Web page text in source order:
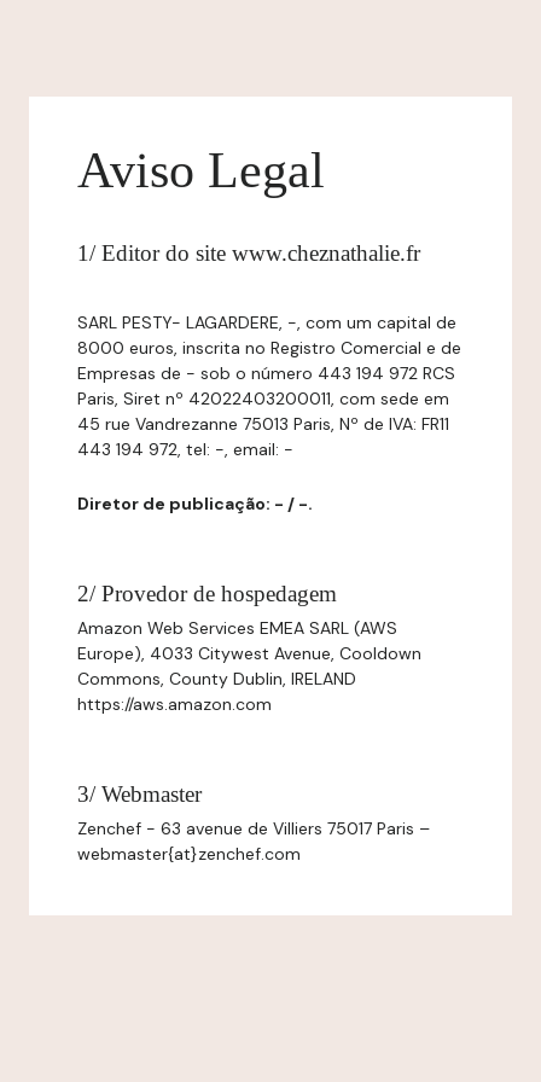
Aviso Legal
1/ Editor do site www.cheznathalie.fr
SARL PESTY- LAGARDERE, -, com um capital de
8000 euros, inscrita no Registro Comercial e de
Empresas de - sob o número 443 194 972 RCS
Paris, Siret nº 42022403200011, com sede em
45 rue Vandrezanne 75013 Paris, Nº de IVA: FR11
443 194 972, tel: -, email: -
Diretor de publicação: - / -.
2/ Provedor de hospedagem
Amazon Web Services EMEA SARL (AWS
Europe), 4033 Citywest Avenue, Cooldown
Commons, County Dublin, IRELAND
https://aws.amazon.com
3/ Webmaster
Zenchef - 63 avenue de Villiers 75017 Paris –
webmaster{at}zenchef.com